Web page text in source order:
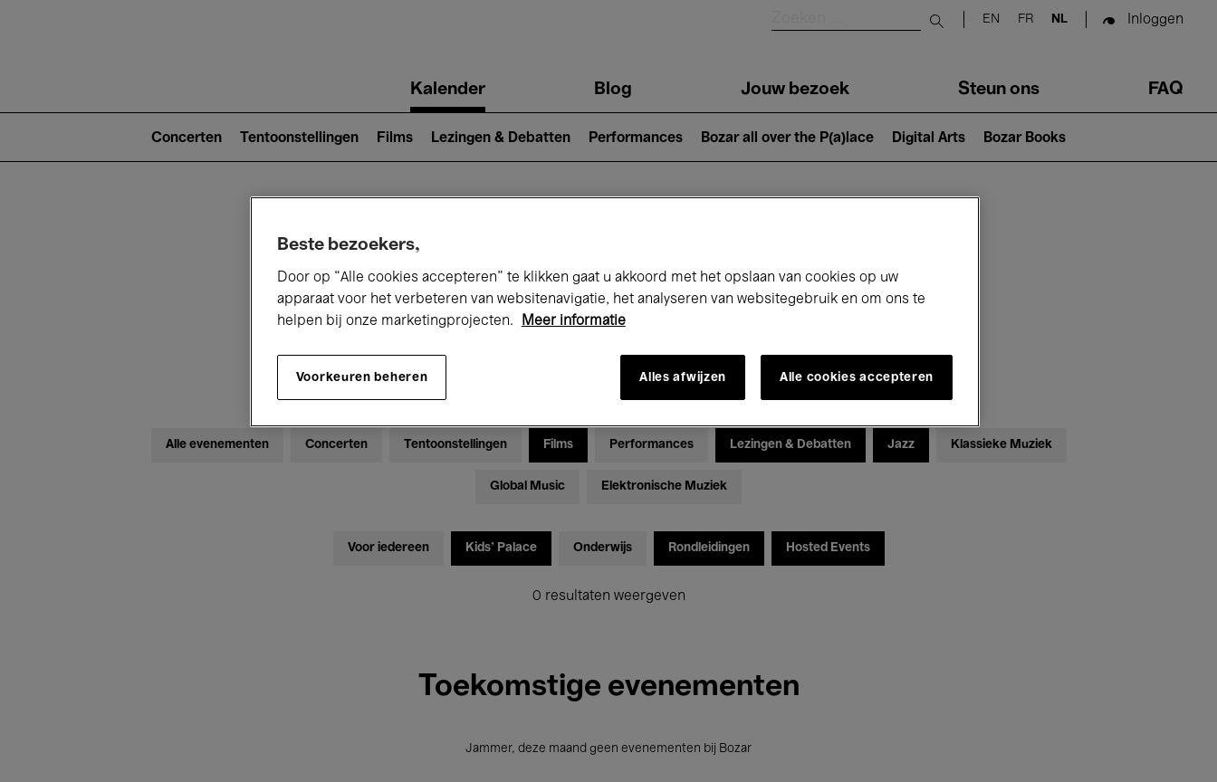
Submit search
EN FR NL Inloggen
navigationKalender Blog Jouw bezoek Steun ons FAQ
2)
Concerten Tentoonstellingen Films Lezingen & Debatten Performances Bozar all over the P(a)lace Digital Arts Bozar Books
Alle evenementen Concerten Tentoonstellingen Films Performances Lezingen & Debatten Jazz Klassieke Muziek
Global Music Elektronische Muziek
Voor iedereen Kids’ Palace Onderwijs Rondleidingen Hosted Events
0 resultaten weergeven
Toekomstige evenementen
Jammer, deze maand geen evenementen bij Bozar
Beste bezoekers,
Door op “Alle cookies accepteren” te klikken gaat u akkoord met het opslaan van cookies op uw
apparaat voor het verbeteren van websitenavigatie, het analyseren van websitegebruik en om ons te
helpen bij onze marketingprojecten.
Meer informatie
Voorkeuren beheren Alles afwijzen Alle cookies accepteren